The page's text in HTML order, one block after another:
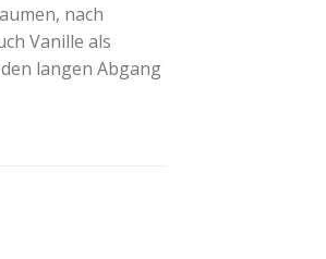
nach
Vanille als
langen Abgang